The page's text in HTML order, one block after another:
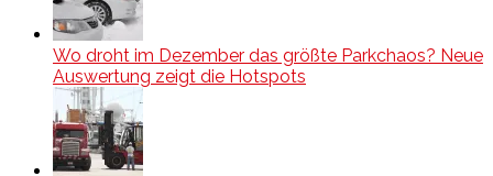
Wo droht im Dezember das größte Parkchaos? Neue
Auswertung zeigt die Hotspots